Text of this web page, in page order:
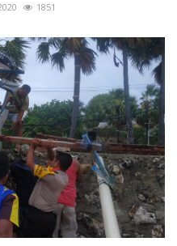
1851